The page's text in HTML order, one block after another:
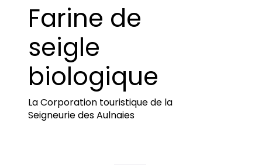
Farine de
seigle
biologique
La Corporation touristique de la
Seigneurie des Aulnaies